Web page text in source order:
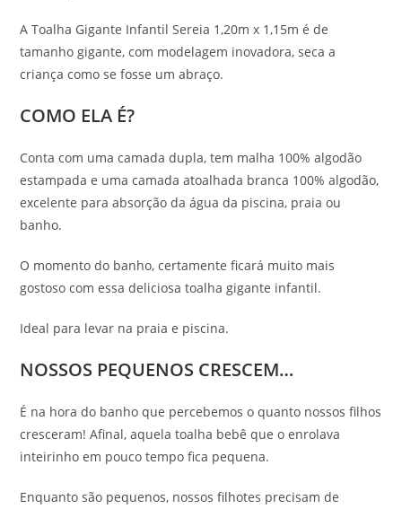
A Toalha Gigante Infantil Sereia 1,20m x 1,15m é de
tamanho gigante, com modelagem inovadora, seca a
criança como se fosse um abraço.
COMO ELA É?
Conta com uma camada dupla, tem malha 100% algodão
estampada e uma camada atoalhada branca 100% algodão,
excelente para absorção da água da piscina, praia ou
banho.
O momento do banho, certamente ficará muito mais
gostoso com essa deliciosa toalha gigante infantil.
Ideal para levar na praia e piscina.
NOSSOS PEQUENOS CRESCEM…
É na hora do banho que percebemos o quanto nossos filhos
cresceram! Afinal, aquela toalha bebê que o enrolava
inteirinho em pouco tempo fica pequena.
Enquanto são pequenos, nossos filhotes precisam de